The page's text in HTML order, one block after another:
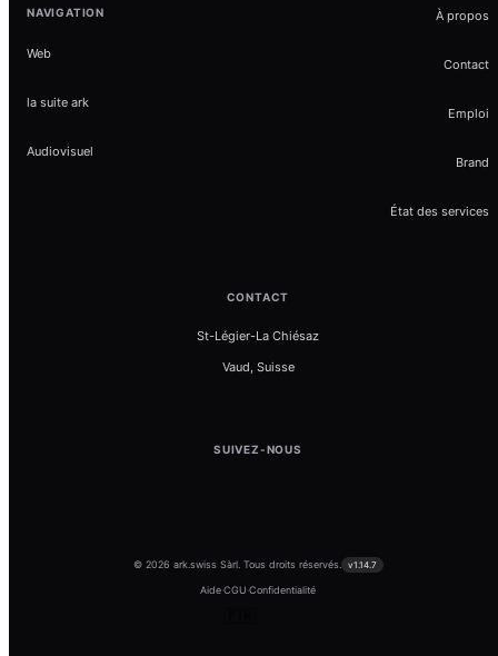
NAVIGATION
Web
la suite ark
Audiovisuel
À propos
Contact
Emploi
Brand
État des services
CONTACT
St-Légier-La Chiésaz
Vaud, Suisse
SUIVEZ-NOUS
© 2026 ark.swiss Sàrl. Tous droits réservés. v1.14.7
Aide·CGU·Confidentialité